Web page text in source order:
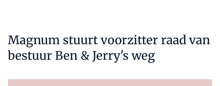
Magnum stuurt voorzitter raad van
bestuur Ben & Jerry's weg